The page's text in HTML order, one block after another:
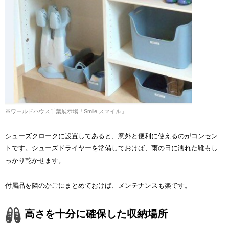
※ワールドハウス千葉展示場「Smile スマイル」
シューズクロークに設置してあると、意外と便利に使えるのがコンセン
トです。シューズドライヤーを常備しておけば、雨の日に濡れた靴もし
っかり乾かせます。
付属品を隣のかごにまとめておけば、メンテナンスも楽です。
高さを十分に確保した収納場所